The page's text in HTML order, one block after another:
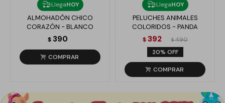
LlegaHOY
ALMOHADÓN CHICO
CORAZÓN - BLANCO
$ 390
LlegaHOY
PELUCHES ANIMALES
COLORIDOS - PANDA
$ 392 $ 490
20